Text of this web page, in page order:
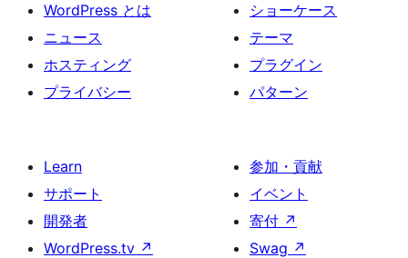
送
り
WordPress とは
ニュース
ホスティング
プライバシー
ショーケース
テーマ
プラグイン
パターン
Learn
サポート
開発者
WordPress.tv ↗
参加・貢献
イベント
寄付 ↗
Swag ↗